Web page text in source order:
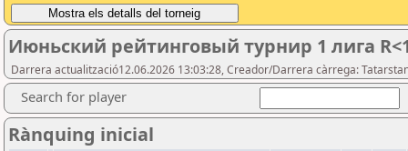
Июньский рейтинговый турнир 1 лига
Darrera actualització12.06.2026 13:03:28, Creador/Darrera càrrega:
Search for player
Rànquing inicial